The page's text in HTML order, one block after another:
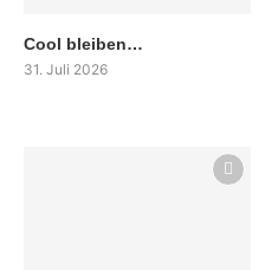
Cool bleiben…
31. Juli 2026